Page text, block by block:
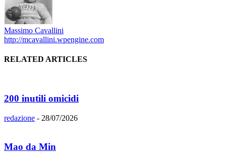
Massimo Cavallini
http://mcavallini.wpengine.com
RELATED ARTICLES
200 inutili omicidi
redazione - 28/07/2026
Mao da Min